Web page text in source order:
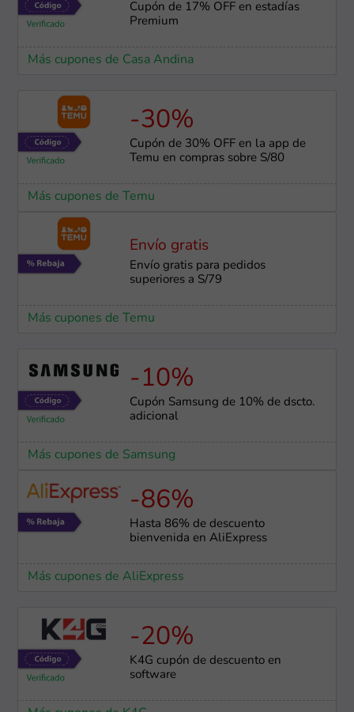
Cupón de 17% OFF en estadías
Premium
Más cupones de Casa Andina
-30%
Cupón de 30% OFF en la app de
Temu en compras sobre S/80
Más cupones de Temu
Envío gratis
Envío gratis para pedidos
superiores a S/79
Más cupones de Temu
-10%
Cupón Samsung de 10% de dscto.
adicional
Más cupones de Samsung
-86%
Hasta 86% de descuento
bienvenida en AliExpress
Más cupones de AliExpress
-20%
K4G cupón de descuento en
software